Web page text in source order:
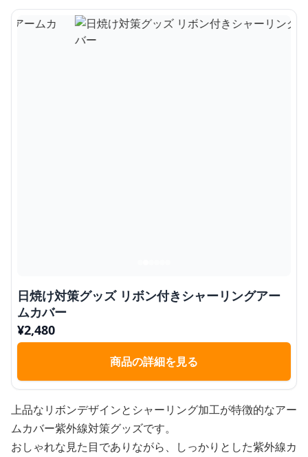
日焼け対策グッズ リボン付きシャーリングアー
ムカバー
¥2,480
商品の詳細を見る
上品なリボンデザインとシャーリング加工が特徴的なアー
ムカバー紫外線対策グッズです。
おしゃれな見た目でありながら、しっかりとした紫外線カ